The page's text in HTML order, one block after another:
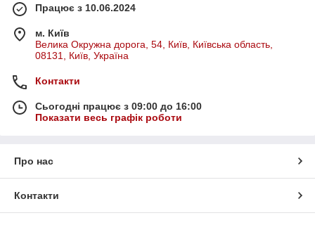
Працює з 10.06.2024
м. Київ
Велика Окружна дорога, 54, Київ, Київська область,
08131, Київ, Україна
Контакти
Сьогодні працює з 09:00 до 16:00
Показати весь графік роботи
Про нас
Контакти